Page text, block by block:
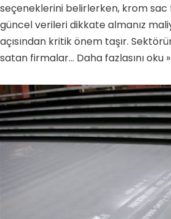
seçeneklerini belirlerken, krom sac
güncel verileri dikkate almanız
açısından kritik önem taşır.
satan firmalar… Daha fazlasını oku »